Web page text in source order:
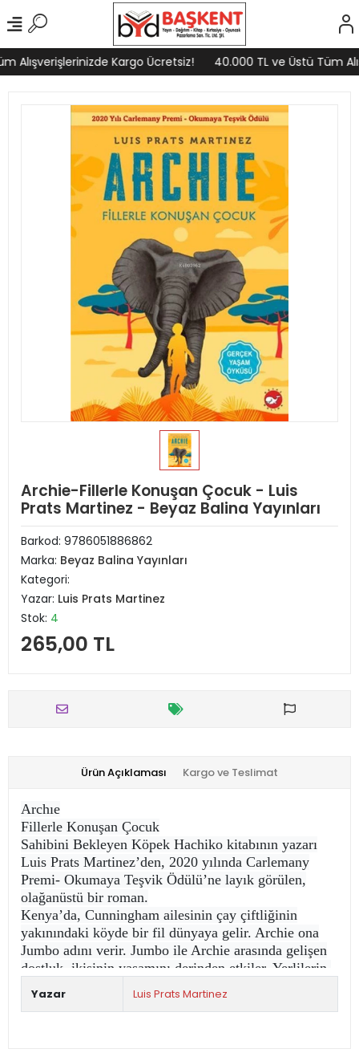
Alışverişlerinizde Kargo Ücretsiz! 40.000 TL ve Üstü Tüm
Archie-Fillerle Konuşan Çocuk - Luis
Prats Martinez - Beyaz Balina Yayınları
Barkod: 9786051886862
Marka: Beyaz Balina Yayınları
Kategori:
Yazar: Luis Prats Martinez
Stok: 4
265,00 TL
Ürün Açıklaması Kargo ve Teslimat
Archıe
Fillerle Konuşan Çocuk
Sahibini Bekleyen Köpek Hachiko kitabının yazarı
Luis Prats Martinez’den, 2020 yılında Carlemany
Premi- Okumaya Teşvik Ödülü’ne layık görülen,
olağanüstü bir roman.
Kenya’da, Cunningham ailesinin çay çiftliğinin
yakınındaki köyde bir fil dünyaya gelir. Archie ona
Jumbo adını verir. Jumbo ile Archie arasında gelişen
dostluk, ikisinin yaşamını derinden etkiler. Yerlilerin,
Yazar Luis Prats Martinez